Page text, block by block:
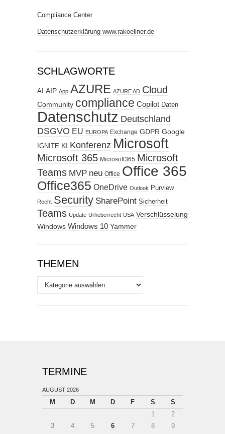
Compliance Center
Datenschutzerklärung www.rakoellner.de
SCHLAGWORTE
AI AIP App AZURE AZURE AD Cloud
Community compliance Copilot Daten
Datenschutz Deutschland
DSGVO EU EUROPA Exchange GDPR Google
IGNITE KI Konferenz Microsoft
Microsoft 365 Microsoft365 Microsoft
Teams MVP neu Office Office 365
Office365 OneDrive Outlook Purview
Recht Security SharePoint Sicherheit
Teams Update Urheberrecht USA Verschlüsselung
Windows Windows 10 Yammer
THEMEN
Themen
TERMINE
AUGUST 2026
M D M D F S
S
1
2
3
4 5 6 7 8
9